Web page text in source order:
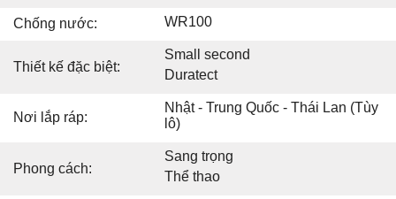
Chống nước: WR100
Thiết kế đặc biệt:
Small second
Duratect
Nơi lắp ráp:
Nhật - Trung Quốc - Thái Lan (Tùy
lô)
Phong cách:
Sang trọng
Thể thao